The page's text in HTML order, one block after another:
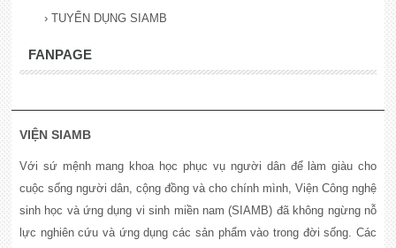
› TUYỂN DỤNG SIAMB
FANPAGE
VIỆN SIAMB
Với sứ mệnh mang khoa học phục vụ người dân để làm giàu cho
cuộc sống người dân, cộng đồng và cho chính mình, Viện Công nghệ
sinh học và ứng dụng vi sinh miền nam (SIAMB) đã không ngừng nỗ
lực nghiên cứu và ứng dụng các sản phẩm vào trong đời sống. Các